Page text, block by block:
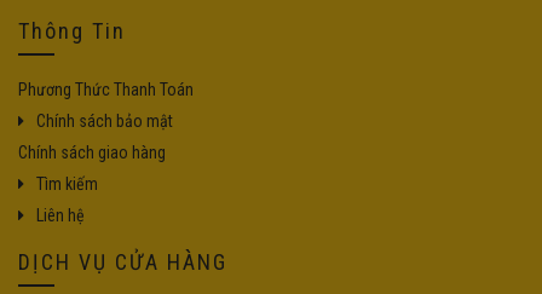
Thông Tin
Phương Thức Thanh Toán
Chính sách bảo mật
Chính sách giao hàng
Tìm kiếm
Liên hệ
DỊCH VỤ CỬA HÀNG